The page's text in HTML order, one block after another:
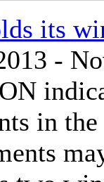
its
-
in the